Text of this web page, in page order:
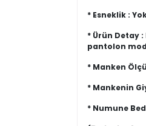
* Esneklik :
* Ürün Detay
pantolon
* Manken
* Mankenin
* Numune